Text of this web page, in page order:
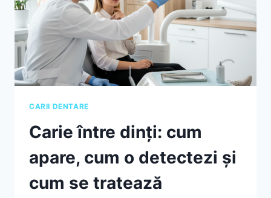
CARII DENTARE
Carie între dinți: cum
apare, cum o detectezi și
cum se tratează